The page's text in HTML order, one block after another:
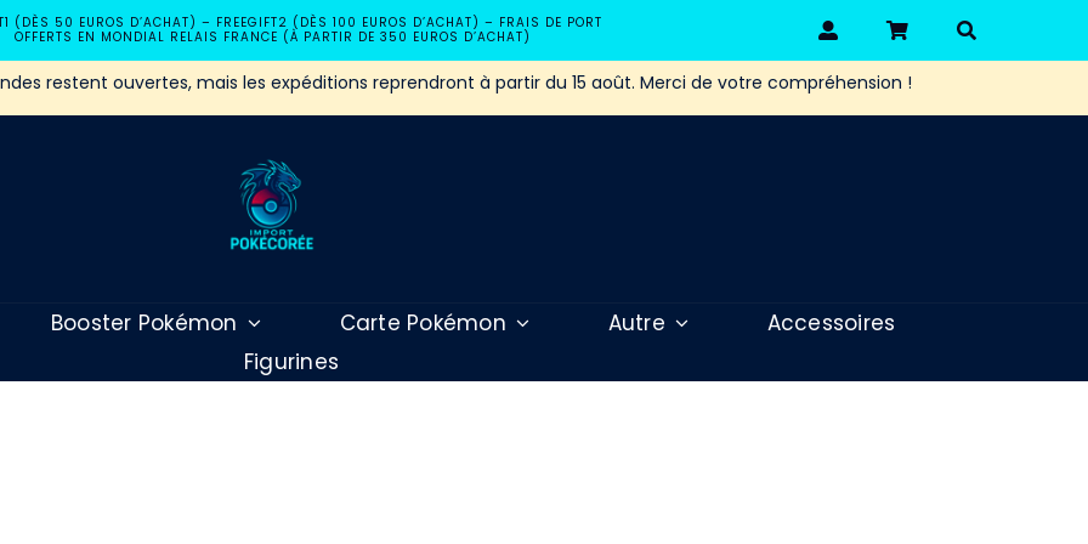
(DÈS 50 EUROS D’ACHAT) – FREEGIFT2 (DÈS 100 EUROS D’ACHAT) – FRAIS DE PORT
OFFERTS EN MONDIAL RELAIS FRANCE (À PARTIR DE 350 EUROS D’ACHAT)
restent ouvertes, mais les expéditions reprendront à partir du 15 août. Merci de votre compréhension !
Booster Pokémon Carte Pokémon Autre
Accessoires
Figurines